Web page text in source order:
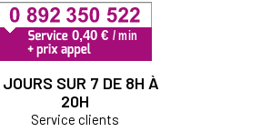
SUR 7 DE 8H À
20H
Service clients